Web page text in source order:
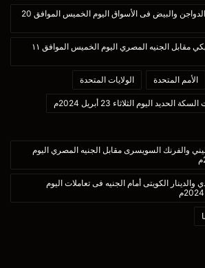
أسعار اللحوم والأسماك والدواجن والبيض فى الأسواق اليوم الخميس الموافق 20
أسعار صرف الدولار الأمريكي مقابل الجنيه المصري اليوم الخميس الموافق ١١
الأمم المتحدة الولايات المتحدة
اليوم الثلاثاء 23 أبريل 2024م
والفرنك السويسرى مقابل الجنيه المصري اليوم
الكويتى أمام الجنيه فى تعاملات اليوم